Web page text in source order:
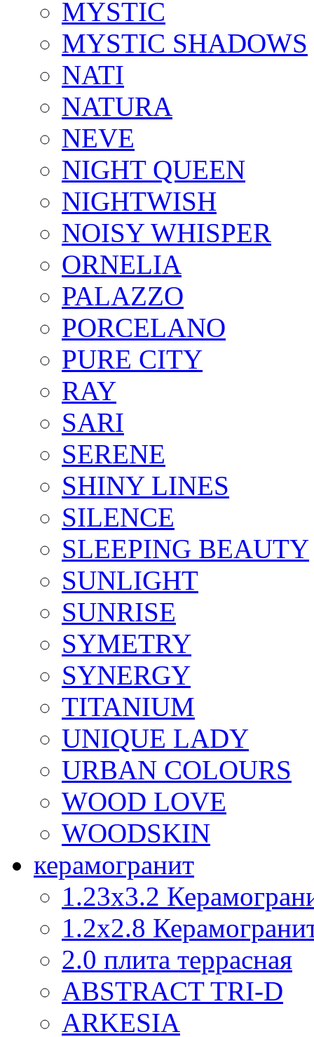
MYSTIC
MYSTIC SHADOWS
NATI
NATURA
NEVE
NIGHT QUEEN
NIGHTWISH
NOISY WHISPER
ORNELIA
PALAZZO
PORCELANO
PURE CITY
RAY
SARI
SERENE
SHINY LINES
SILENCE
SLEEPING BEAUTY
SUNLIGHT
SUNRISE
SYMETRY
SYNERGY
TITANIUM
UNIQUE LADY
URBAN COLOURS
WOOD LOVE
WOODSKIN
керамогранит
1.23x3.2
1.2х2.8
2.0 плита террасная
ABSTRACT TRI-D
ARKESIA